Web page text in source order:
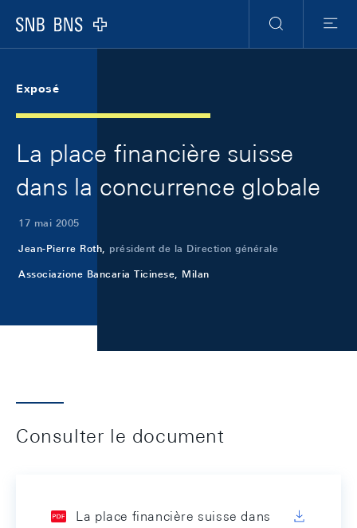
Logo
RechercheMenu
Exposé
La place financière suisse
dans la concurrence globale
17 mai 2005
Jean-Pierre Roth, président de la Direction générale
Associazione Bancaria Ticinese, Milan
Consulter le document
La place financière suisse dans